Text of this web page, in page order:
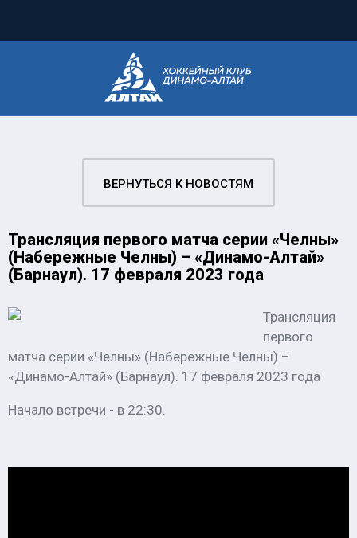
ВЕРНУТЬСЯ К НОВОСТЯМ
Трансляция первого матча серии «Челны»
(Набережные Челны) – «Динамо-Алтай»
(Барнаул). 17 февраля 2023 года
Трансляция
первого
матча серии «Челны» (Набережные Челны) –
«Динамо-Алтай» (Барнаул). 17 февраля 2023 года
Начало встречи - в 22:30.